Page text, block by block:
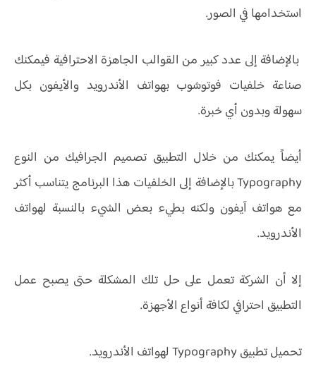
استخدامها في الصور.
بالإضافة إلى عدد كبير من القوالب الجاهزة الاحترافية فيمكنك
صناعة خلفيات فوتوشوب بهواتف الأندرويد والأيفون بكل
سهولة وبدون أي خبرة.
أيضاً يمكنك من خلال التطبيق تصميم الجرافيك من النوع
Typography بالإضافة إلى الخلفيات هذا البرنامج يتناسب أكثر
مع هواتف آيفون ولكنه بطيء بعض الشيء بالنسبة لهواتف
الأندرويد.
إلا أن الشركة تعمل على حل تلك المشكلة حتى يصبح عمل
التطبيق احترافي لكافة أنواع الأجهزة.
تحميل تطبيق Typography لهواتف الأندرويد.